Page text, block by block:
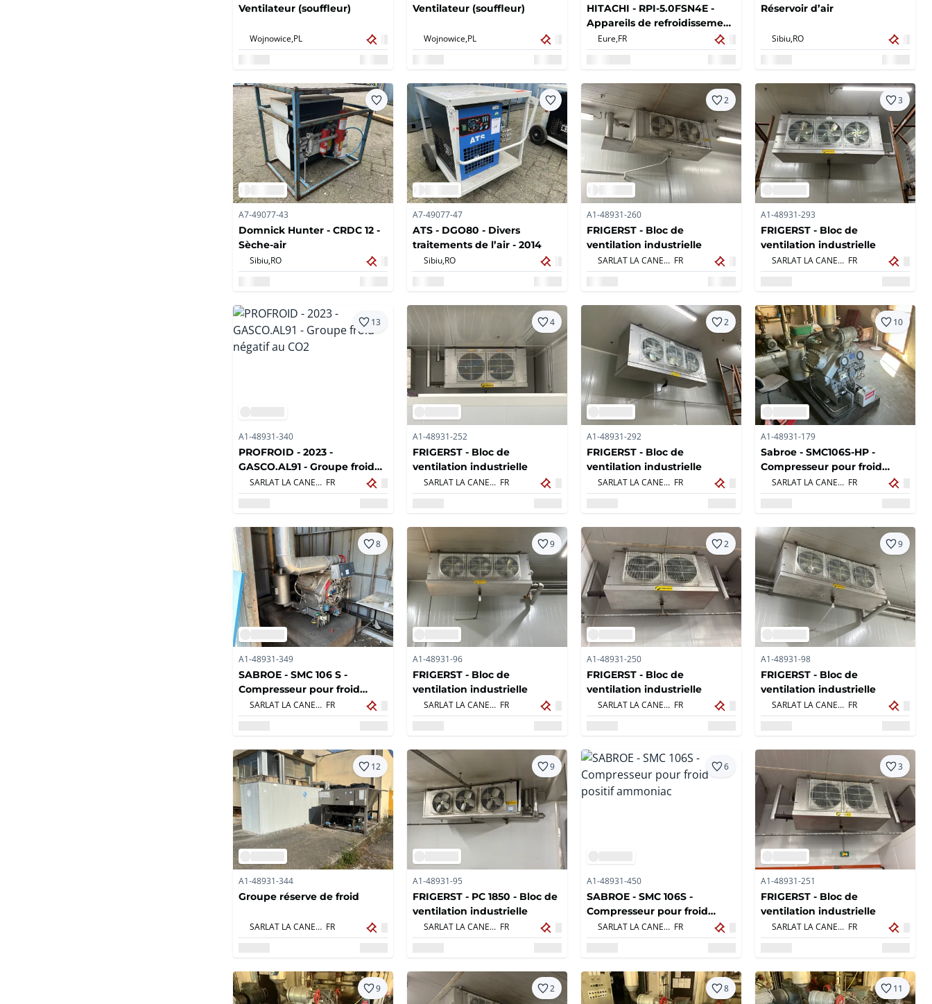
Ventilateur (souffleur)
Wojnowice, PL
Ventilateur (souffleur)
Wojnowice, PL
HITACHI - RPI-5.0FSN4E -
Appareils de refroidissement
de l'air, autres
Eure, FR
Réservoir d’air
Sibiu, RO
A7-49077-43
Domnick Hunter - CRDC 12 -
Sèche-air
Sibiu, RO
A7-49077-47
ATS - DGO80 - Divers
traitements de l’air - 2014
Sibiu, RO
2
A1-48931-260
FRIGERST - Bloc de
ventilation industrielle
SARLAT LA CANEDA, FR
3
A1-48931-293
FRIGERST - Bloc de
ventilation industrielle
SARLAT LA CANEDA, FR
13
A1-48931-340
PROFROID - 2023 -
GASCO.AL91 - Groupe froid
négatif au CO2SARLAT LA CANEDA, FR
4
A1-48931-252
FRIGERST - Bloc de
ventilation industrielle
SARLAT LA CANEDA, FR
2
A1-48931-292
FRIGERST - Bloc de
ventilation industrielle
SARLAT LA CANEDA, FR
10
A1-48931-179
Sabroe - SMC106S-HP -
Compresseur pour froid
positif ammoniac
SARLAT LA CANEDA, FR
8
A1-48931-349
SABROE - SMC 106 S -
Compresseur pour froid
positif ammoniac
SARLAT LA CANEDA, FR
9
A1-48931-96
FRIGERST - Bloc de
ventilation industrielle
SARLAT LA CANEDA, FR
2
A1-48931-250
FRIGERST - Bloc de
ventilation industrielle
SARLAT LA CANEDA, FR
9
A1-48931-98
FRIGERST - Bloc de
ventilation industrielle
SARLAT LA CANEDA, FR
12
A1-48931-344
Groupe réserve de froid
SARLAT LA CANEDA, FR
9
A1-48931-95
FRIGERST - PC 1850 - Bloc de
ventilation industrielle
SARLAT LA CANEDA, FR
6
A1-48931-450
SABROE - SMC 106S -
Compresseur pour froid
positif ammoniac
SARLAT LA CANEDA, FR
3
A1-48931-251
FRIGERST - Bloc de
ventilation industrielle
SARLAT LA CANEDA, FR
9 2 8 11